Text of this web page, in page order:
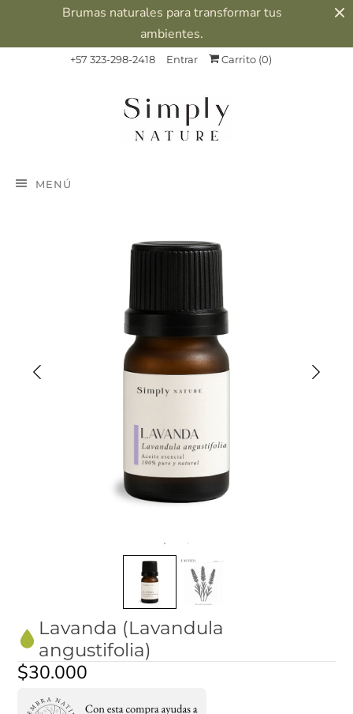
Brumas naturales para transformar tus
ambientes.
+57 323-298-2418 Entrar Carrito (0)
MENÚ
Lavanda (Lavandula
angustifolia)
$30.000